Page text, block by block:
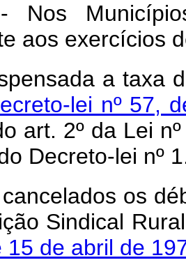
Nos
aos exercícios
a taxa
lei nº 57,
art. 2º da Lei
Decreto-lei nº
os
Sindical
15 de abril de